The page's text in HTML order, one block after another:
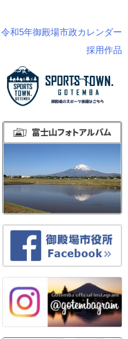
令和5年御殿場市政カレンダー
採用作品